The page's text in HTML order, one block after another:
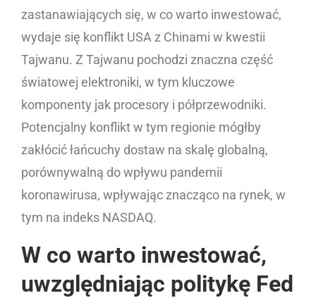
zastanawiających się, w co warto inwestować,
wydaje się konflikt USA z Chinami w kwestii
Tajwanu. Z Tajwanu pochodzi znaczna część
światowej elektroniki, w tym kluczowe
komponenty jak procesory i półprzewodniki.
Potencjalny konflikt w tym regionie mógłby
zakłócić łańcuchy dostaw na skalę globalną,
porównywalną do wpływu pandemii
koronawirusa, wpływając znacząco na rynek, w
tym na indeks NASDAQ.
W co warto inwestować,
uwzględniając politykę Fed